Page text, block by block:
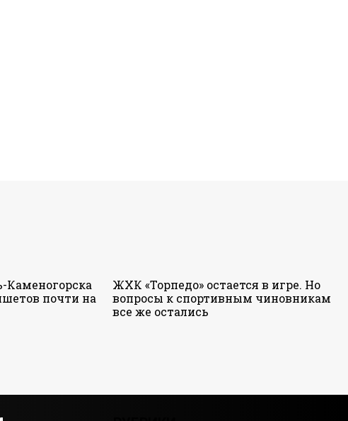
Каменогорска
почти на
ЖХК «Торпедо» остается в игре. Но
вопросы к спортивным чиновникам
все же остались